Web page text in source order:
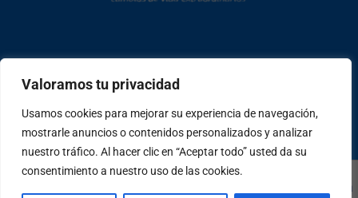
Valoramos tu privacidad
Usamos cookies para mejorar su experiencia de navegación,
mostrarle anuncios o contenidos personalizados y analizar
nuestro tráfico. Al hacer clic en “Aceptar todo” usted da su
consentimiento a nuestro uso de las cookies.
Web
W
h
a
t
s
F
a
c
e
b
I
n
s
t
a
T
i
k
t
o
P
e
o
p
l
Sastrería